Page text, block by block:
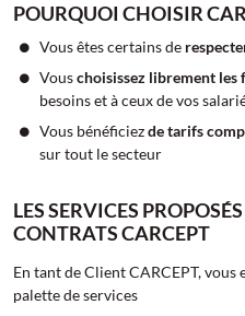
POURQUOI CHOISIR
Vous êtes certains de
Vouschoisissez librement les
besoins et à ceux de vos
Vous bénéficiezde tarifs
sur tout le secteur
LES SERVICES
CONTRATS CARCEPT
En tant de Client CARCEPT, vous
palette de services